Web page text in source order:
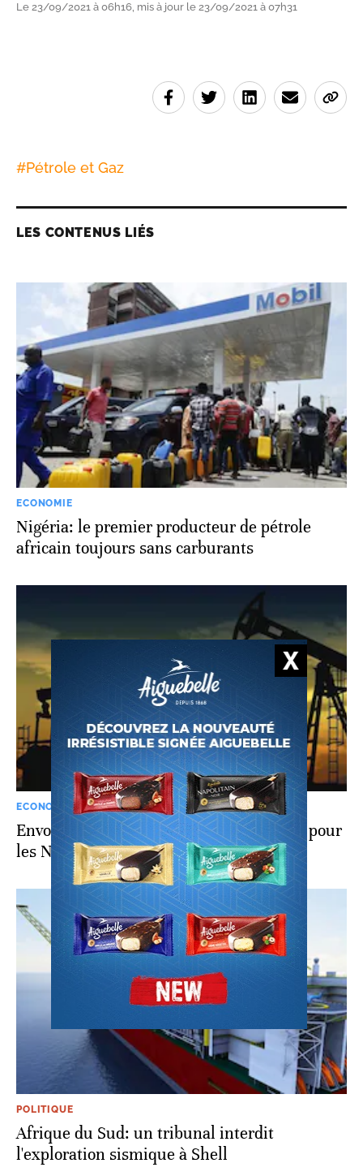
Le 23/09/2021 à 06h16, mis à jour le 23/09/2021 à 07h31
#Pétrole et Gaz
LES CONTENUS LIÉS
ECONOMIE
Nigéria: le premier producteur de pétrole
africain toujours sans carburants
ECONOMIE
Envolée du pétrole: une aubaine relative pour
les Nigérians
POLITIQUE
Afrique du Sud: un tribunal interdit
l'exploration sismique à Shell